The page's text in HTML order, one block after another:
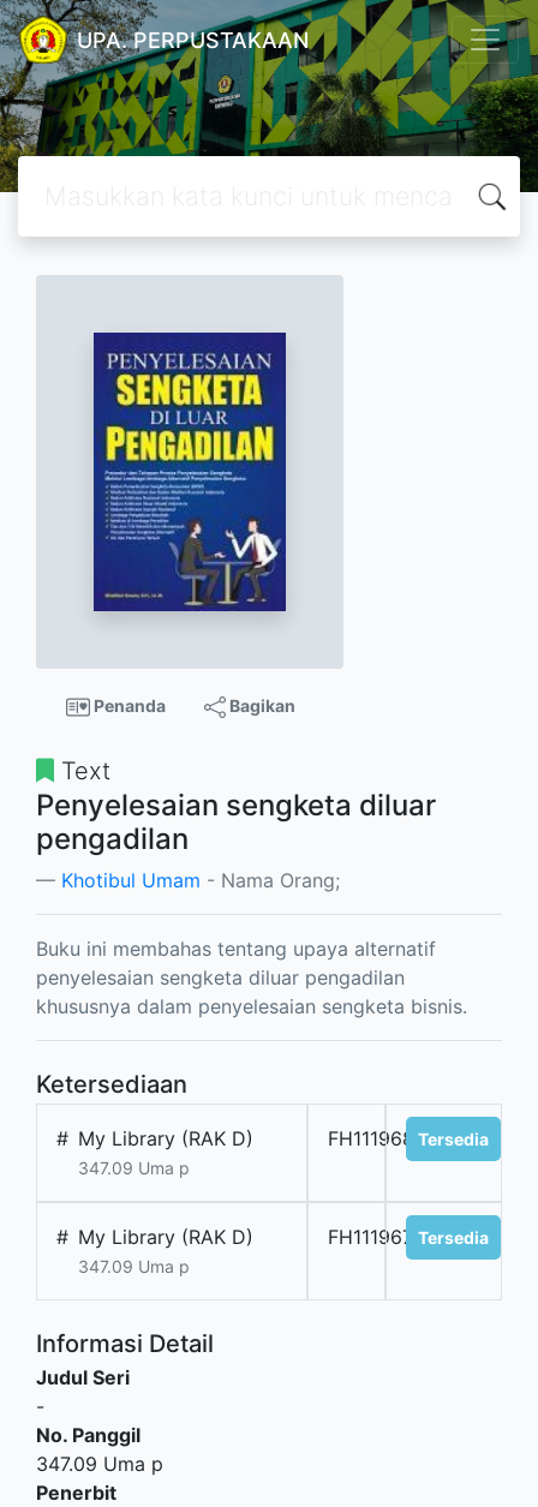
UPA. PERPUSTAKAAN
Penanda Bagikan
Text
Penyelesaian sengketa diluar
pengadilan
Khotibul Umam - Nama Orang;
Buku ini membahas tentang upaya alternatif
penyelesaian sengketa diluar pengadilan
khususnya dalam penyelesaian sengketa bisnis.
Ketersediaan
# My Library (RAK D)
347.09 Uma p
FH111968 Tersedia
# My Library (RAK D)
347.09 Uma p
FH111967 Tersedia
Informasi Detail
Judul Seri
-
No. Panggil
347.09 Uma p
Penerbit